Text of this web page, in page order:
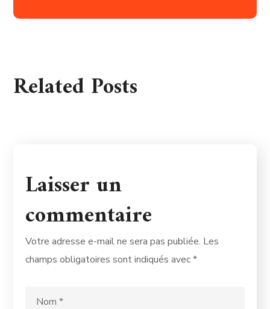
Related Posts
Laisser un
commentaire
Votre adresse e-mail ne sera pas publiée. Les
champs obligatoires sont indiqués avec*